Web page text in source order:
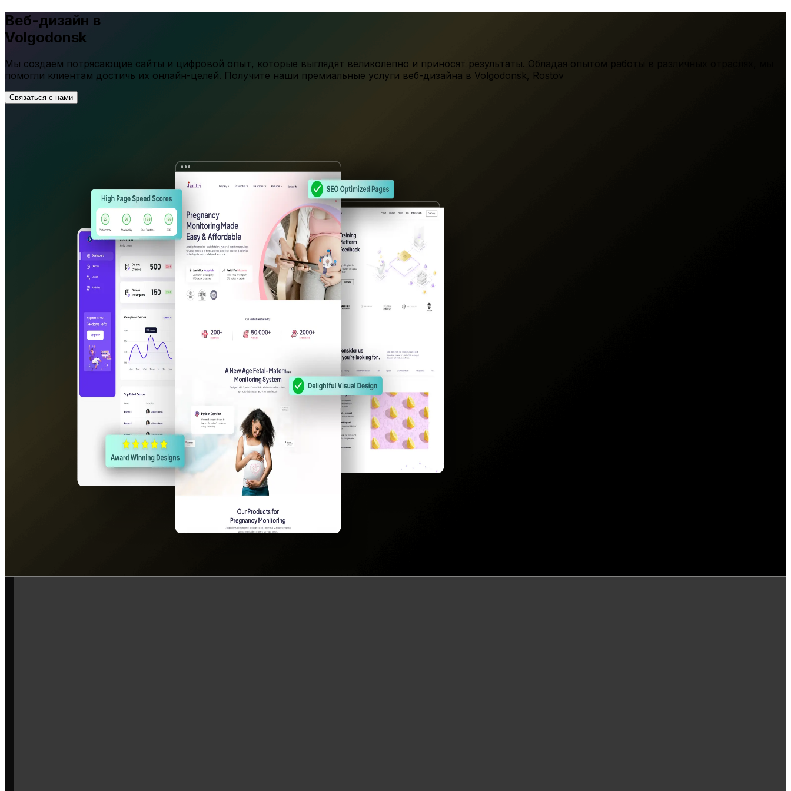
Веб-дизайн в
Volgodonsk
Мы создаем потрясающие сайты и цифровой опыт, которые выглядят великолепно и приносят результаты. Обладая опытом работы в различных отраслях, мы
помогли клиентам достичь их онлайн-целей. Получите наши премиальные услуги веб-дизайна в Volgodonsk, Rostov
Связаться с нами